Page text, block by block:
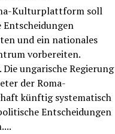
Kulturplattform soll
und ein nationales
vorbereiten.
Die ungarische Regierung
der Roma-
künftig systematisch
Entscheidungen